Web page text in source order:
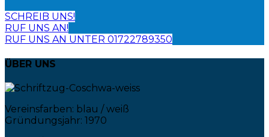
SCHREIB UNS!
RUF UNS AN!
RUF UNS AN UNTER 01722789350
ÜBER UNS
Vereinsfarben: blau / weiß
Gründungsjahr: 1970